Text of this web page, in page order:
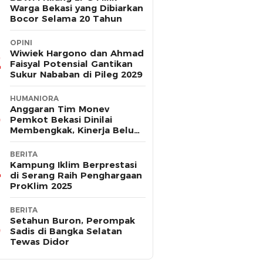
Warga Bekasi yang Dibiarkan
Bocor Selama 20 Tahun
OPINI
Wiwiek Hargono dan Ahmad
Faisyal Potensial Gantikan
Sukur Nababan di Pileg 2029
HUMANIORA
Anggaran Tim Monev
Pemkot Bekasi Dinilai
Membengkak, Kinerja Belum
Terbukti Efektif
BERITA
Kampung Iklim Berprestasi
di Serang Raih Penghargaan
ProKlim 2025
BERITA
Setahun Buron, Perompak
Sadis di Bangka Selatan
Tewas Didor